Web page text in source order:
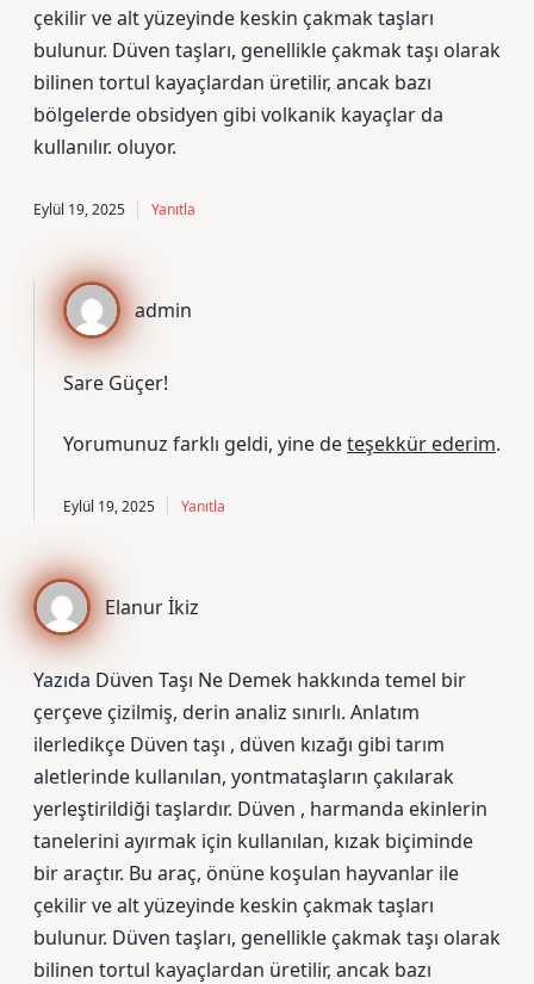
çekilir ve alt yüzeyinde keskin çakmak taşları
bulunur. Düven taşları, genellikle çakmak taşı olarak
bilinen tortul kayaçlardan üretilir, ancak bazı
bölgelerde obsidyen gibi volkanik kayaçlar da
kullanılır. oluyor.
Eylül 19, 2025 Yanıtla
admin
Sare Güçer!
Yorumunuz farklı geldi, yine deteşekkür ederim.
Eylül 19, 2025 Yanıtla
Elanur İkiz
Yazıda Düven Taşı Ne Demek hakkında temel bir
çerçeve çizilmiş, derin analiz sınırlı. Anlatım
ilerledikçe Düven taşı , düven kızağı gibi tarım
aletlerinde kullanılan, yontmataşların çakılarak
yerleştirildiği taşlardır. Düven , harmanda ekinlerin
tanelerini ayırmak için kullanılan, kızak biçiminde
bir araçtır. Bu araç, önüne koşulan hayvanlar ile
çekilir ve alt yüzeyinde keskin çakmak taşları
bulunur. Düven taşları, genellikle çakmak taşı olarak
bilinen tortul kayaçlardan üretilir, ancak bazı